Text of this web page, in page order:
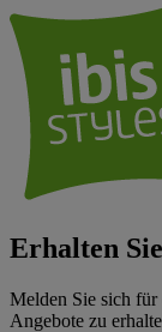
Erhalten
Melden Sie sich für
Angebote zu